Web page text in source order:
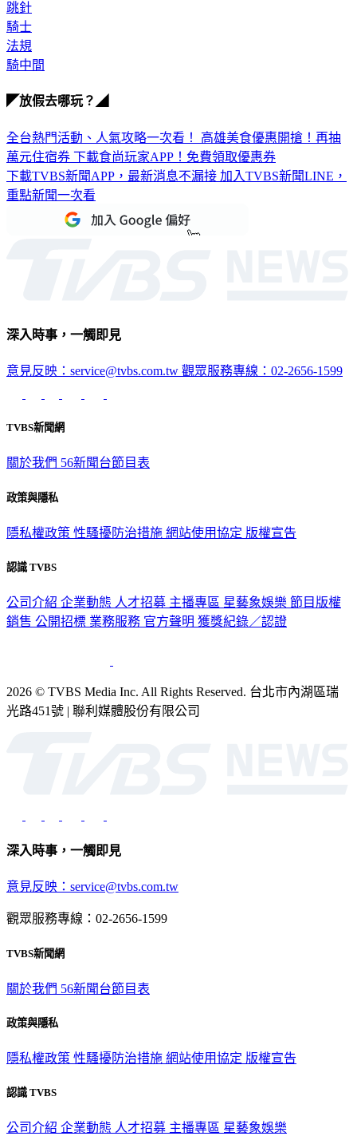
跳針
騎士
法規
騎中間
◤放假去哪玩？◢
全台熱門活動、人氣攻略一次看！ 高雄美食優惠開搶！再抽
萬元住宿券 下載食尚玩家APP！免費領取優惠券
下載TVBS新聞APP，最新消息不漏接 加入TVBS新聞LINE，
重點新聞一次看
深入時事，一觸即見
意見反映：service@tvbs.com.tw 觀眾服務專線：02-2656-1599
TVBS新聞網
關於我們 56新聞台節目表
政策與隱私
隱私權政策 性騷擾防治措施 網站使用協定 版權宣告
認識 TVBS
公司介紹 企業動態 人才招募 主播專區 星藝象娛樂 節目版權
銷售 公開招標 業務服務 官方聲明 獲獎紀錄／認證
2026 © TVBS Media Inc. All Rights Reserved. 台北市內湖區瑞
光路451號 | 聯利媒體股份有限公司
深入時事，一觸即見
意見反映：service@tvbs.com.tw
觀眾服務專線：02-2656-1599
TVBS新聞網
關於我們 56新聞台節目表
政策與隱私
隱私權政策 性騷擾防治措施 網站使用協定 版權宣告
認識 TVBS
公司介紹 企業動態 人才招募 主播專區 星藝象娛樂